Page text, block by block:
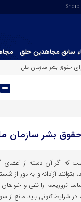
Shqip
سابق مجاهدین خلق
حقوق‌ بشر سازمان ملل
بشر سازمان
که اگر آن دسته از اعضای
بتوانند آزادانه و به دور از
تروریسم را نفی و
شرایط کنونی باید مانع از